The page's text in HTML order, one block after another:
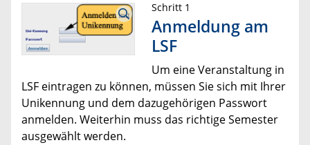
Schritt 1
Anmeldung am
LSF
Um eine Veranstaltung in
LSF eintragen zu können, müssen Sie sich mit Ihrer
Unikennung und dem dazugehörigen Passwort
anmelden. Weiterhin muss das richtige Semester
ausgewählt werden.